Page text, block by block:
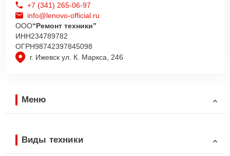
г. Ижевск ул. К. Маркса, 246
+7 (341) 265-06-97
info@lenovo-official.ru
ООО“Ремонт техники”
ИНН234789782
ОГРН98742397845098
Меню
Виды техники